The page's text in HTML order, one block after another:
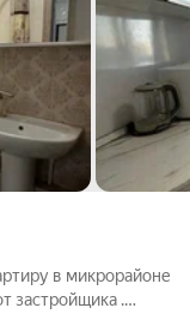
в микрopайоне
застройщика .